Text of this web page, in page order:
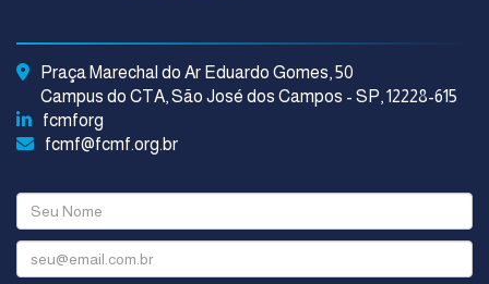
Praça Marechal do Ar Eduardo Gomes, 50
Campus do CTA, São José dos Campos - SP, 12228-615
fcmforg
fcmf@fcmf.org.br